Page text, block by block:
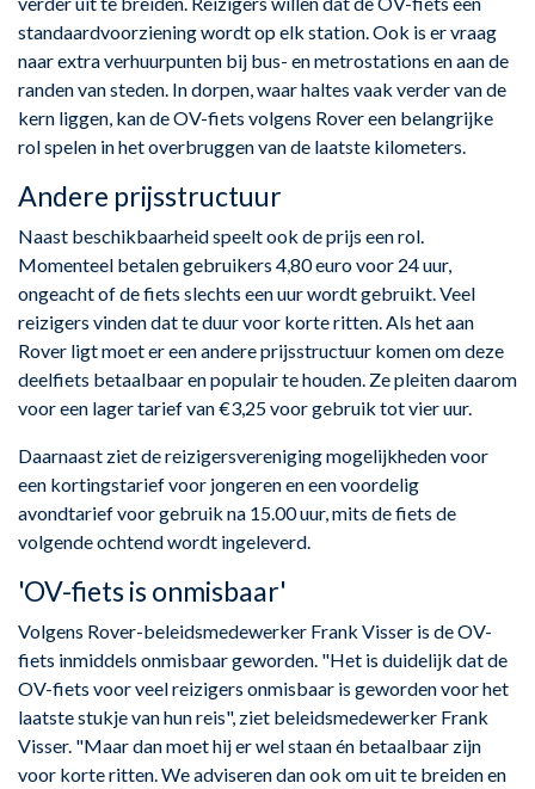
standaardvoorziening wordt op elk station. Ook is er vraag
naar extra verhuurpunten bij bus- en metrostations en aan de
randen van steden. In dorpen, waar haltes vaak verder van de
kern liggen, kan de OV-fiets volgens Rover een belangrijke
rol spelen in het overbruggen van de laatste kilometers.
Andere prijsstructuur
Naast beschikbaarheid speelt ook de prijs een rol.
Momenteel betalen gebruikers 4,80 euro voor 24 uur,
ongeacht of de fiets slechts een uur wordt gebruikt. Veel
reizigers vinden dat te duur voor korte ritten. Als het aan
Rover ligt moet er een andere prijsstructuur komen om deze
deelfiets betaalbaar en populair te houden. Ze pleiten daarom
voor een lager tarief van €3,25 voor gebruik tot vier uur.
Daarnaast ziet de reizigersvereniging mogelijkheden voor
een kortingstarief voor jongeren en een voordelig
avondtarief voor gebruik na 15.00 uur, mits de fiets de
volgende ochtend wordt ingeleverd.
'OV-fiets is onmisbaar'
Volgens Rover-beleidsmedewerker Frank Visser is de OV-
fiets inmiddels onmisbaar geworden. "Het is duidelijk dat de
OV-fiets voor veel reizigers onmisbaar is geworden voor het
laatste stukje van hun reis", ziet beleidsmedewerker Frank
Visser. "Maar dan moet hij er wel staan én betaalbaar zijn
voor korte ritten. We adviseren dan ook om uit te breiden en